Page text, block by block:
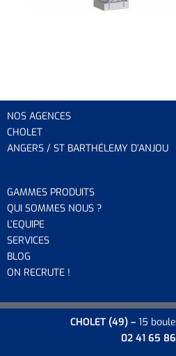
NOS AGENCES
CHOLET
ANGERS / ST BARTHÉLEMY D’ANJOU
GAMMES PRODUITS
QUI SOMMES NOUS ?
L’EQUIPE
SERVICES
BLOG
ON RECRUTE !
CHOLET (49) – 15
02 41 65